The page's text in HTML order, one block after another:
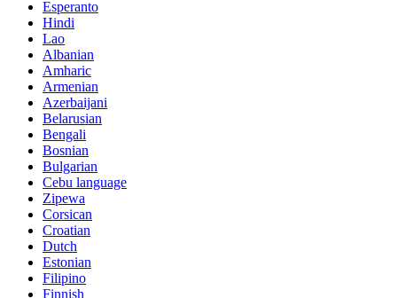
Esperanto
Hindi
Lao
Albanian
Amharic
Armenian
Azerbaijani
Belarusian
Bengali
Bosnian
Bulgarian
Cebu language
Zipewa
Corsican
Croatian
Dutch
Estonian
Filipino
Finnish